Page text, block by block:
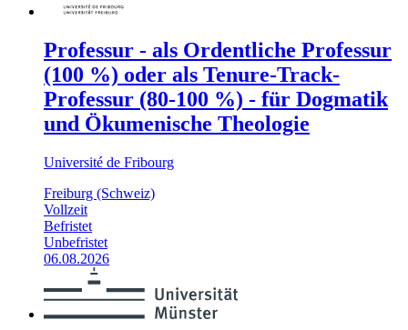
Professur - als Ordentliche Professur
(100 %) oder als Tenure-Track-
Professur (80-100 %) - für Dogmatik
und Ökumenische Theologie
Université de Fribourg
Freiburg (Schweiz)
Vollzeit
Befristet
Unbefristet
06.08.2026